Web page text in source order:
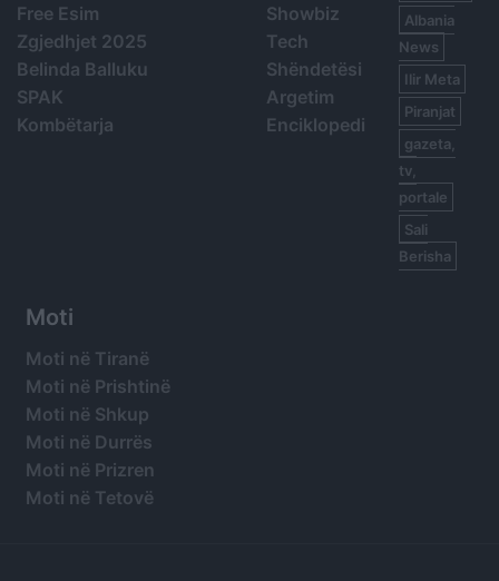
Free Esim
Zgjedhjet 2025
Belinda Balluku
SPAK
Kombëtarja
Showbiz
Tech
Shëndetësi
Argetim
Enciklopedi
Albania
News
Ilir Meta
Piranjat
gazeta,
tv,
portale
Sali
Berisha
Moti
Moti në Tiranë
Moti në Prishtinë
Moti në Shkup
Moti në Durrës
Moti në Prizren
Moti në Tetovë